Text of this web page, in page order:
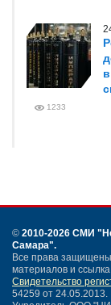
1233
© 2010-2026 СМИ
Самара".
Все права
материалов и
Свидетельство
54259 от 24.05.2013.